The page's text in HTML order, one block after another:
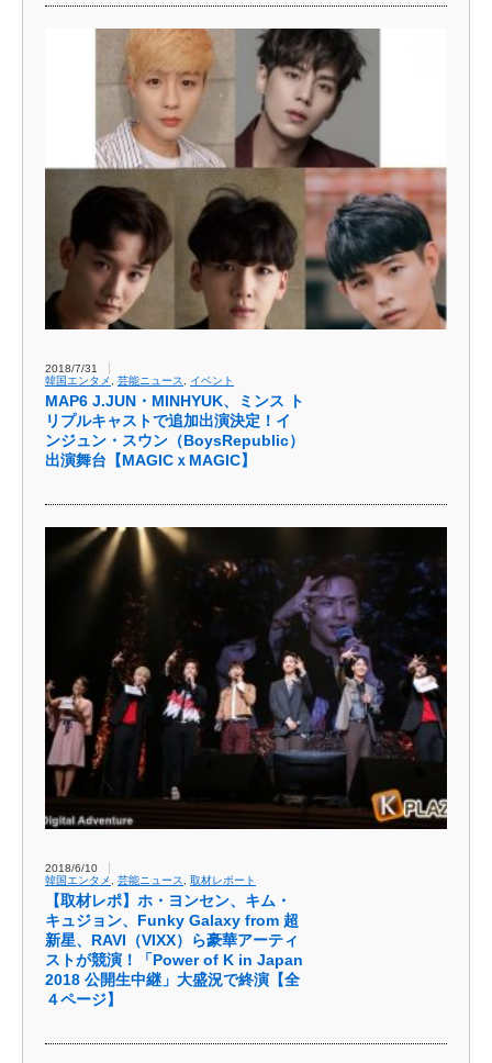
2018/7/31
韓国エンタメ
芸能ニュース イベント
MAP6 J.JUN・MINHYUK、ミンス ト
リプルキャストで追加出演決定！イ
ンジュン・スウン（BoysRepublic）
出演舞台【MAGICｘMAGIC】
2018/6/10
韓国エンタメ
芸能ニュース 取材レポート
【取材レポ】ホ・ヨンセン、キム・
キュジョン、Funky Galaxy from 超
新星、RAVI（VIXX）ら豪華アーティ
ストが競演！「Power of K in Japan
2018 公開生中継」大盛況で終演【全
４ページ】